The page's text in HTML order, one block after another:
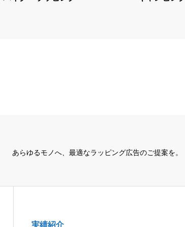
あらゆるモノへ、 最適なラッピング広告のご提案を。
実績紹介